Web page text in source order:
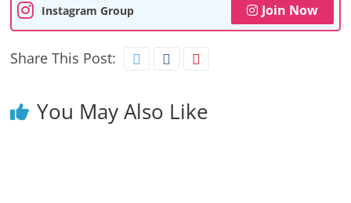
Instagram Group Join Now
Share This Post:
You May Also Like